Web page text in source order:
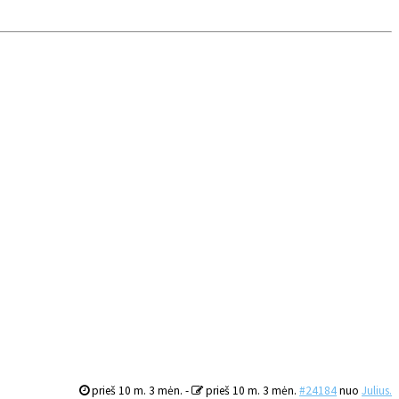
prieš 10 m. 3 mėn. - prieš 10 m. 3 mėn. #24184nuo Julius.